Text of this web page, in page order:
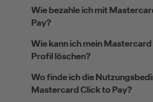
Wie bezahle ich mit
Pay?
Wie kann ich mein
Profil löschen?
Wo finde ich die
Mastercard Click to Pay?